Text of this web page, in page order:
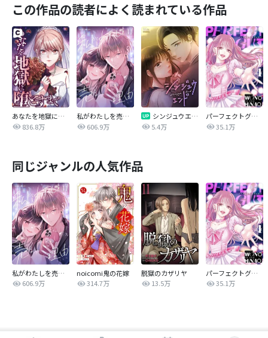
この作品の読者によく読まれている作品
あなたを地獄に堕とすまで
836.8万
私がわたしを売る理由
606.9万
シンジュウエンド【タテヨミ】
5.4万
パーフェクトグリッター
35.1万
同じジャンルの人気作品
私がわたしを売る理由
606.9万
noicomi鬼の花嫁
314.7万
脱獄のカザリヤ
13.5万
パーフェクトグリッター
35.1万